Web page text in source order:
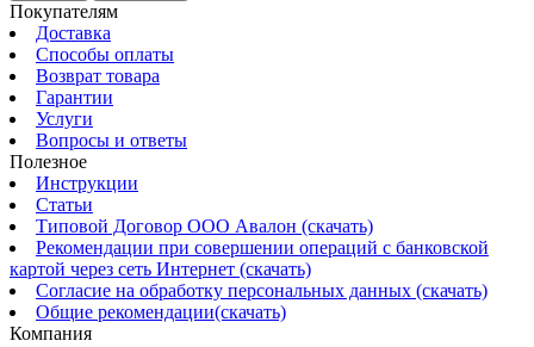
Покупателям
Доставка
Способы оплаты
Возврат товара
Гарантии
Услуги
Вопросы и ответы
Полезное
Инструкции
Статьи
Типовой Договор ООО Авалон (скачать)
Рекомендации при совершении операций с банковской
картой через сеть Интернет (скачать)
Согласие на обработку персональных данных (скачать)
Общие рекомендации(скачать)
Компания